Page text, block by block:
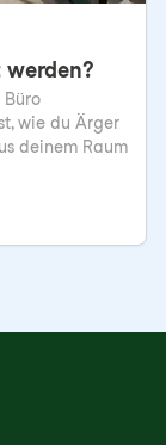
wie du Ärger
deinem Raum